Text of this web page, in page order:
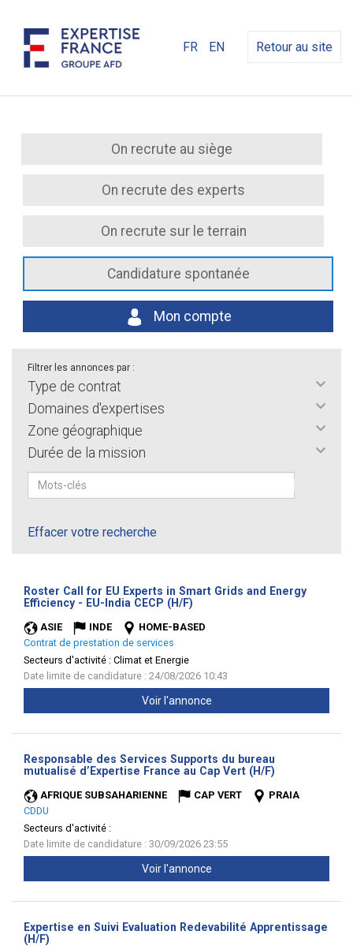
FR EN Retour au site
On recrute au siège
On recrute des experts
On recrute sur le terrain
Candidature spontanée
Mon compte
Filtrer les annonces par :
Type de contrat
Domaines d'expertises
Zone géographique
Durée de la mission
Effacer votre recherche
Roster Call for EU Experts in Smart Grids and Energy
Efficiency - EU-India CECP (H/F)
ASIE INDE
HOME-BASED
Contrat de prestation de services
Secteurs d'activité : Climat et Energie
Date limite de candidature : 24/08/2026 10:43
Voir l'annonce
Responsable des Services Supports du bureau
mutualisé d’Expertise France au Cap Vert (H/F)
AFRIQUE SUBSAHARIENNE CAP VERT
PRAIA
CDDU
Secteurs d'activité :
Date limite de candidature : 30/09/2026 23:55
Voir l'annonce
Expertise en Suivi Evaluation Redevabilité Apprentissage
(H/F)